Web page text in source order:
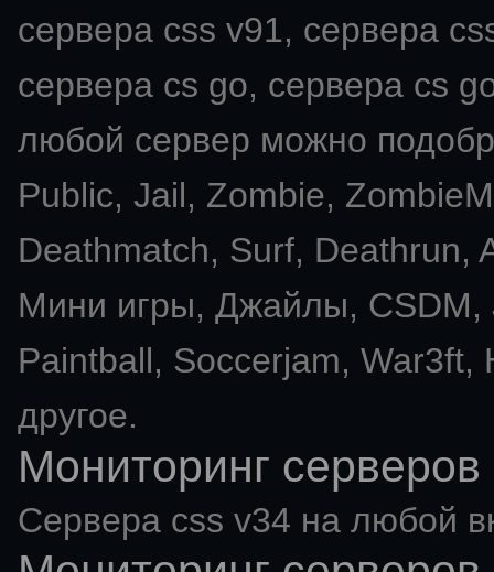
сервера css v91, сервера
сервера cs go, сервера cs
любой сервер можно
Public, Jail, Zombie,
Deathmatch, Surf, Deathrun,
Мини игры, Джайлы, CSDM,
Paintball, Soccerjam, War3ft,
другое.
Мониторинг
Сервера css v34 на любой